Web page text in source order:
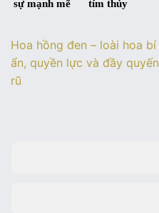
sự mạnh mẽ
sống
tím thủy
Hoa hồng đen – loài hoa bí
ẩn, quyền lực và đầy quyến
rũ